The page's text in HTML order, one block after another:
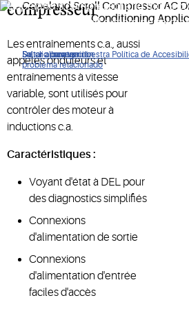
De clic para ver nuestra Política de
problema relacionado
Saltar a navegación
Saltar al contenido
Saltar a buscar
Copeland’s compressor and motor
provides enhanced system
compresseur
Les entraînements c.a., aussi
appelés onduleurs et
entraînements à vitesse
variable, sont utilisés pour
contrôler des moteur à
inductions c.a.
Caractéristiques :
Voyant d'état à DEL pour
des diagnostics simplifiés
Connexions
d'alimentation de sortie
Connexions
d'alimentation d'entrée
faciles d'accès